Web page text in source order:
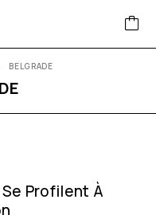
BELGRADE
Profilent À